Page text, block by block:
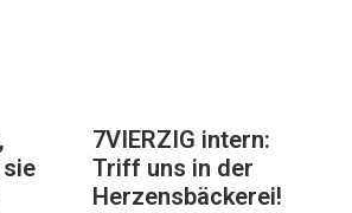
7VIERZIG intern:
Triff uns in der
Herzensbäckerei!